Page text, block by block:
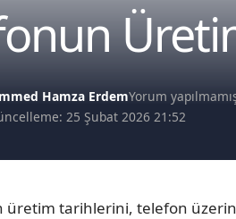
25 Şubat 2026 21:52
Hamza ErdemYorum
üretim tarihlerini, telefon